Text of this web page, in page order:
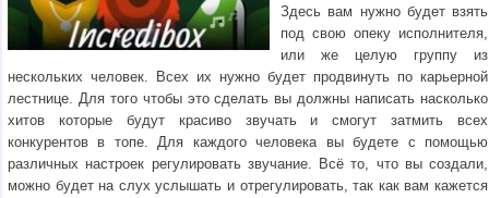
Здесь вам нужно будет взять
под свою опеку исполнителя,
или же целую группу из
нескольких человек. Всех их нужно будет продвинуть по карьерной
лестнице. Для того чтобы это сделать вы должны написать насколько
хитов которые будут красиво звучать и смогут затмить всех
конкурентов в топе. Для каждого человека вы будете с помощью
различных настроек регулировать звучание. Всё то, что вы создали,
можно будет на слух услышать и отрегулировать, так как вам кажется